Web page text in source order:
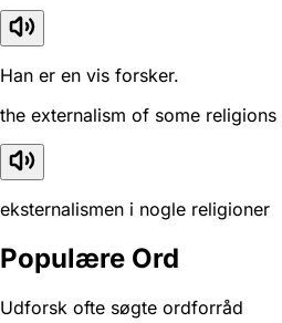
Han er en vis forsker.
the externalism of some religions
eksternalismen i nogle religioner
Populære Ord
Udforsk ofte søgte ordforråd